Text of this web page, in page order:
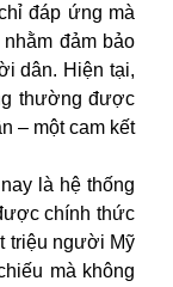
đáp ứng mà
đảm bảo
dân. Hiện tại,
thường được
– một cam kết
là hệ thống
chính thức
triệu người Mỹ
mà không